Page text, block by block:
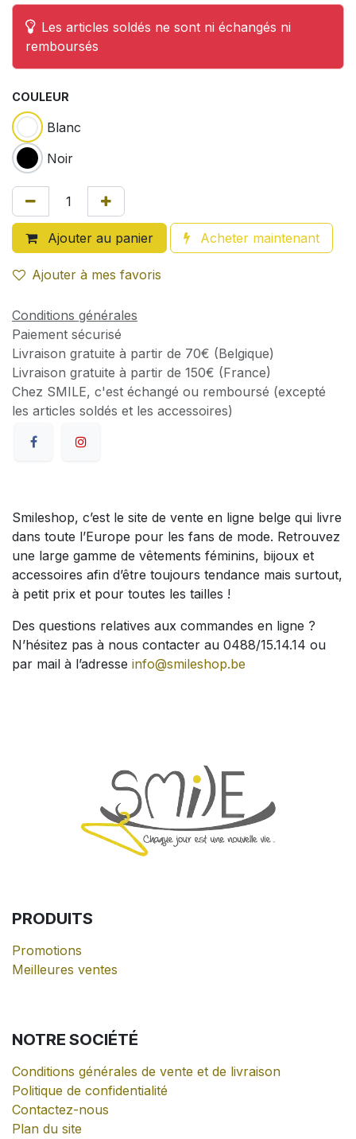
Les articles soldés ne sont ni échangés ni
remboursés
COULEUR
Blanc
Noir
Ajouter au panier Acheter maintenant
Ajouter à mes favoris
Conditions générales
Paiement sécurisé
Livraison gratuite à partir de 70€ (Belgique)
Livraison gratuite à partir de 150€ (France)
Chez SMILE, c'est échangé ou remboursé (excepté
les articles soldés et les accessoires)
Smileshop, c’est le site de vente en ligne belge qui livre
dans toute l’Europe pour les fans de mode. Retrouvez
une large gamme de vêtements féminins, bijoux et
accessoires afin d’être toujours tendance mais surtout,
à petit prix et pour toutes les tailles !
Des questions relatives aux commandes en ligne ?
N’hésitez pas à nous contacter au 0488/15.14.14 ou
par mail à l’adresse info@smileshop.be
PRODUITS
Promotions
Meilleures ventes
NOTRE SOCIÉTÉ
Conditions générales de vente et de livraison
Politique de confidentialité
Contactez-nous
Plan du site